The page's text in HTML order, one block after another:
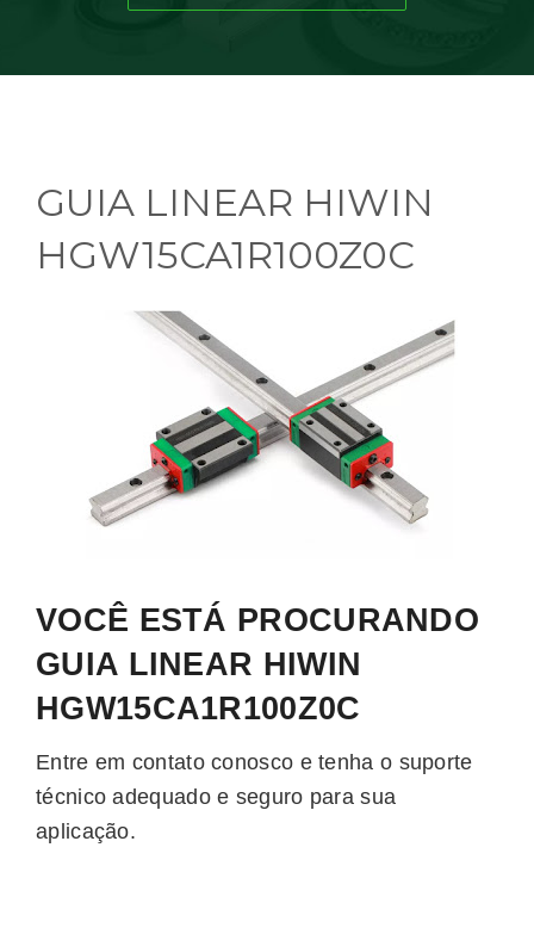
GUIA LINEAR HIWIN
HGW15CA1R100Z0C
VOCÊ ESTÁ PROCURANDO
GUIA LINEAR HIWIN
HGW15CA1R100Z0C
Entre em contato conosco e tenha o suporte
técnico adequado e seguro para sua
aplicação.